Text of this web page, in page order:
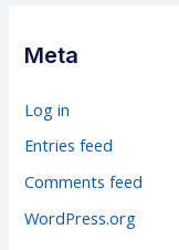
r
i
Meta
Log in
Entries feed
Comments feed
WordPress.org